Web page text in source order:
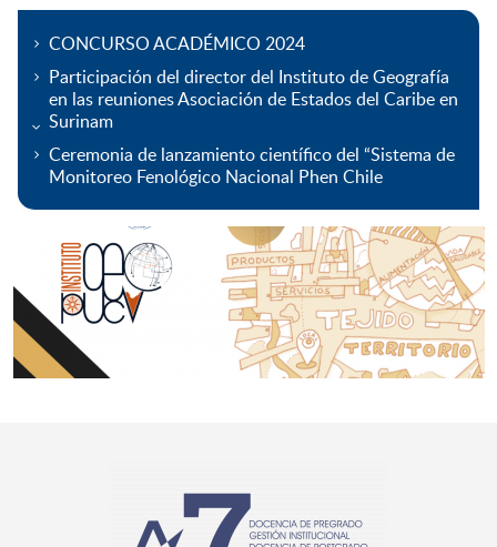
CONCURSO ACADÉMICO 2024
Participación del director del Instituto de Geografía
en las reuniones Asociación de Estados del Caribe en
Surinam
Ceremonia de lanzamiento científico del “Sistema de
Monitoreo Fenológico Nacional Phen Chile